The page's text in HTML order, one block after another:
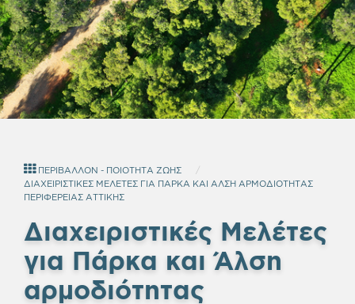
ΠΕΡΙΒΑΛΛΟΝ - ΠΟΙΟΤΗΤΑ ΖΩΗΣ
ΔΙΑΧΕΙΡΙΣΤΙΚΕΣ ΜΕΛΕΤΕΣ ΓΙΑ ΠΑΡΚΑ ΚΑΙ ΑΛΣΗ ΑΡΜΟΔΙΟΤΗΤΑΣ
ΠΕΡΙΦΕΡΕΙΑΣ ΑΤΤΙΚΗΣ
Διαχειριστικές Μελέτες
για Πάρκα και Άλση
αρμοδιότητας